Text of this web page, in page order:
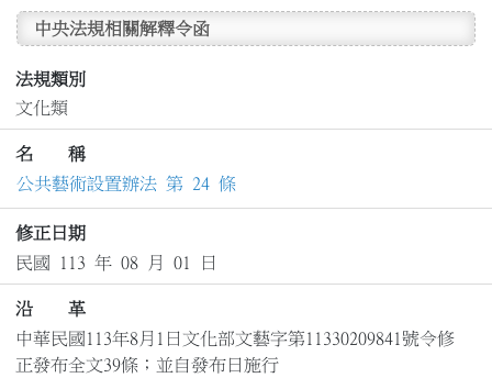
中央法規相關解釋令函
法規類別
文化類
名 稱
公共藝術設置辦法 第 24 條
修正日期
民國 113 年 08 月 01 日
沿 革
中華民國113年8月1日文化部文藝字第11330209841號令修
正發布全文39條；並自發布日施行